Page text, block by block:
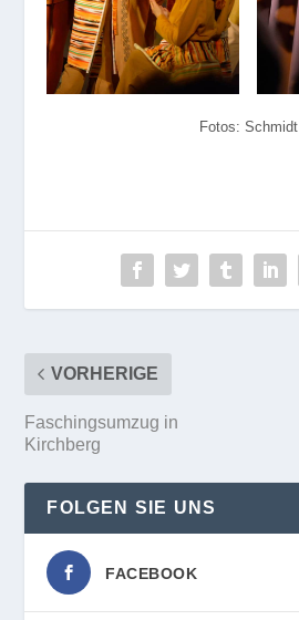
Fotos: Schmidt
VORHERIGE
Faschingsumzug in
Kirchberg
FOLGEN SIE UNS
FACEBOOK